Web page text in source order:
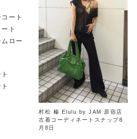
ート
ト
ロー
村松 榛 Elulu by JAM 原宿店
古着コーディネートスナップ8
月8日